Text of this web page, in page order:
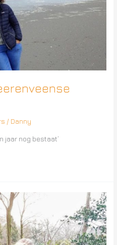
/ Danny
jaar nog bestaat’